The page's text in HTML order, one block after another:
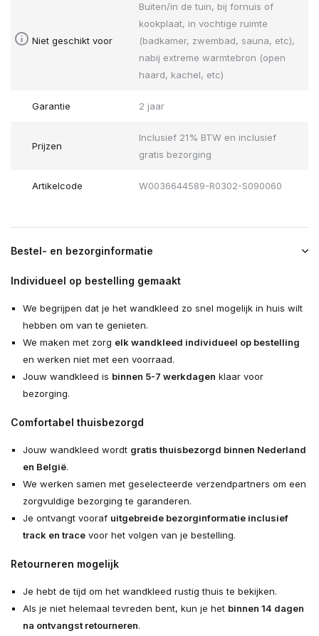
Niet geschikt voor
Buiten/in de tuin, bij fornuis of
kookplaat, in vochtige ruimte
(badkamer, zwembad, sauna, etc),
nabij extreme warmtebron (open
haard, kachel, etc)
Garantie 2 jaar
Prijzen
Inclusief 21% BTW en inclusief
gratis bezorging
Artikelcode W0036644589-R0302-S090060
Bestel- en bezorginformatie
Individueel op bestelling gemaakt
We begrijpen dat je het wandkleed zo snel mogelijk in huis wilt
hebben om van te genieten.
We maken met zorg elk wandkleed individueel op bestelling
en werken niet met een voorraad.
Jouw wandkleed is binnen 5-7 werkdagen klaar voor
bezorging.
Comfortabel thuisbezorgd
Jouw wandkleed wordt gratis thuisbezorgd binnen Nederland
en België.
We werken samen met geselecteerde verzendpartners om een
zorgvuldige bezorging te garanderen.
Je ontvangt vooraf uitgebreide bezorginformatie inclusief
track en tracevoor het volgen van je bestelling.
Retourneren mogelijk
Je hebt de tijd om het wandkleed rustig thuis te bekijken.
Als je niet helemaal tevreden bent, kun je het binnen 14 dagen
na ontvangst retourneren.